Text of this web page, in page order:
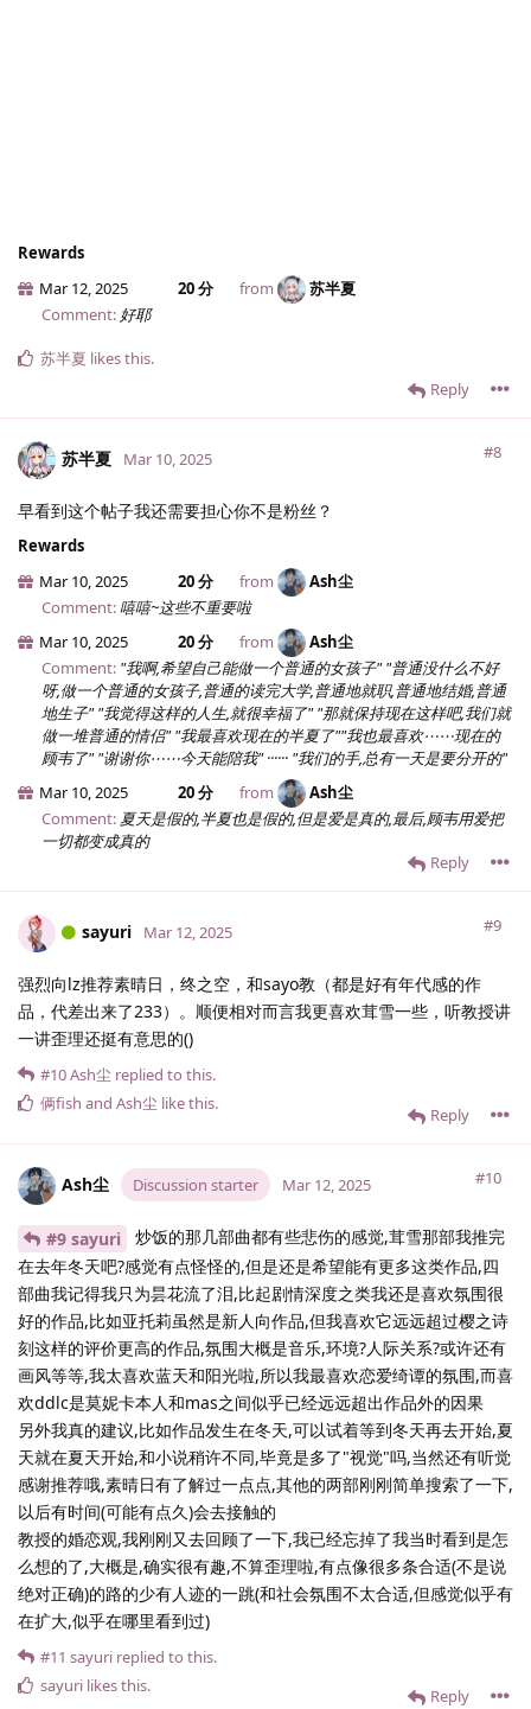
Rewards
Mar 12, 2025
20 分 from
苏半夏
Comment: 好耶
Reply
苏半夏 likes this.
苏半夏 #8
Mar 10, 2025
早看到这个帖子我还需要担心你不是粉丝？
Rewards
Mar 10, 2025
20 分 from
Ash尘
Comment:嘻嘻~这些不重要啦
Mar 10, 2025
20 分 from
Ash尘
Comment: "我啊,希望自己能做一个普通的女孩子" "普通没什么不好
呀,做一个普通的女孩子,普通的读完大学,普通地就职,普通地结婚,普通
地生子" "我觉得这样的人生,就很幸福了" "那就保持现在这样吧,我们就
做一堆普通的情侣" "我最喜欢现在的半夏了""我也最喜欢⋯⋯现在的
顾韦了" "谢谢你⋯⋯今天能陪我" ······ "我们的手,总有一天是要分开的"
Mar 10, 2025
20 分 from
Ash尘
Comment: 夏天是假的,半夏也是假的,但是爱是真的,最后,顾韦用爱把
一切都变成真的
Reply
sayuri #9
Mar 12, 2025
强烈向lz推荐素晴日，终之空，和sayo教（都是好有年代感的作
品，代差出来了233）。顺便相对而言我更喜欢茸雪一些，听教授讲
一讲歪理还挺有意思的()
Reply
#10Ash尘 replied to this.
俩fish and Ash尘 like this.
Ash尘 Discussion starter #10
Mar 12, 2025
#9 sayuri
炒饭的那几部曲都有些悲伤的感觉,茸雪那部我推完
在去年冬天吧?感觉有点怪怪的,但是还是希望能有更多这类作品,四
部曲我记得我只为昙花流了泪,比起剧情深度之类我还是喜欢氛围很
好的作品,比如亚托莉虽然是新人向作品,但我喜欢它远远超过樱之诗
刻这样的评价更高的作品,氛围大概是音乐,环境?人际关系?或许还有
画风等等,我太喜欢蓝天和阳光啦,所以我最喜欢恋爱绮谭的氛围,而喜
欢ddlc是莫妮卡本人和mas之间似乎已经远远超出作品外的因果
另外我真的建议,比如作品发生在冬天,可以试着等到冬天再去开始,夏
天就在夏天开始,和小说稍许不同,毕竟是多了"视觉"吗,当然还有听觉
感谢推荐哦,素晴日有了解过一点点,其他的两部刚刚简单搜索了一下,
以后有时间(可能有点久)会去接触的
教授的婚恋观,我刚刚又去回顾了一下,我已经忘掉了我当时看到是怎
么想的了,大概是,确实很有趣,不算歪理啦,有点像很多条合适(不是说
绝对正确)的路的少有人迹的一跳(和社会氛围不太合适,但感觉似乎有
在扩大,似乎在哪里看到过)
Reply
#11 sayuri replied to this.
sayuri likes this.